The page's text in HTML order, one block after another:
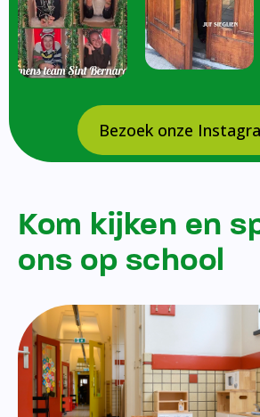
Bezoek onze
Kom kijken en
ons op school